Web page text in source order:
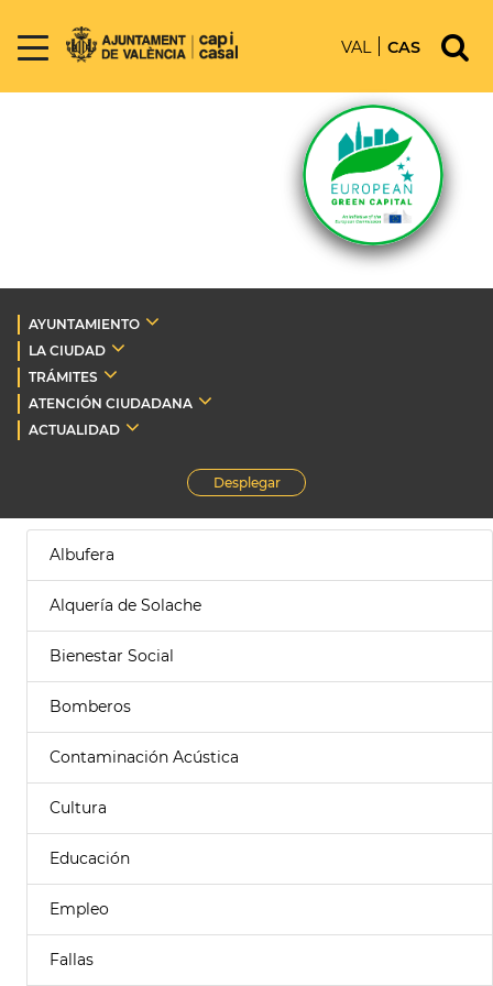
VAL CAS
AYUNTAMIENTO
LA CIUDAD
TRÁMITES
ATENCIÓN CIUDADANA
ACTUALIDAD
Desplegar
Albufera
Alquería de Solache
Bienestar Social
Bomberos
Contaminación Acústica
Cultura
Educación
Empleo
Fallas